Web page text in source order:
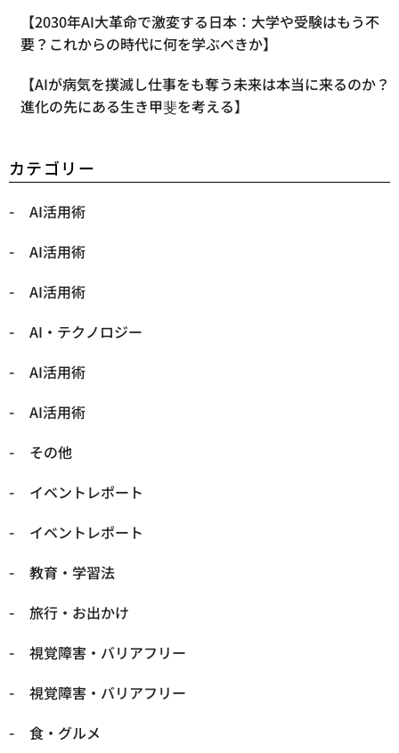
【2030年AI大革命で激変する日本：大学や受験はもう不
要？これからの時代に何を学ぶべきか】
【AIが病気を撲滅し仕事をも奪う未来は本当に来るのか？
進化の先にある生き甲斐を考える】
カテゴリー
AI活用術
AI活用術
AI活用術
​AI・テクノロジー
​AI活用術
​AI活用術
​その他
​イベントレポート
​イベントレポート
​教育・学習法
​旅行・お出かけ
​視覚障害・バリアフリー
​視覚障害・バリアフリー
​食・グルメ